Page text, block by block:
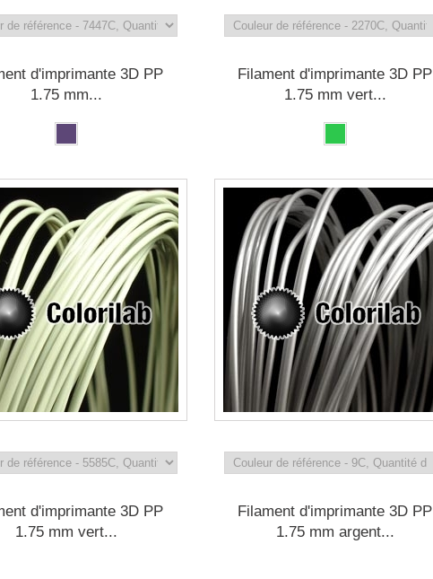
d'imprimante 3D PP
1.75 mm...
Filament d'imprimante 3D PP
1.75 mm vert...
d'imprimante 3D PP
1.75 mm vert...
Filament d'imprimante 3D PP
1.75 mm argent...